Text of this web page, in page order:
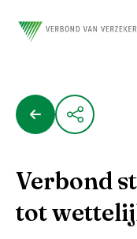
Verbond
tot